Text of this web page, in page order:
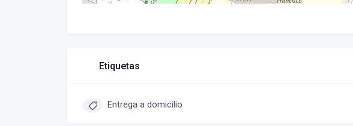
Etiquetas
Entrega a domicilio